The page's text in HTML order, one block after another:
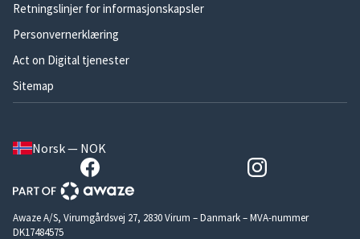
Retningslinjer for informasjonskapsler
Personvernerklæring
Act on Digital tjenester
Sitemap
Norsk — NOK
Awaze A/S, Virumgårdsvej 27, 2830 Virum – Danmark – MVA-nummer
DK17484575